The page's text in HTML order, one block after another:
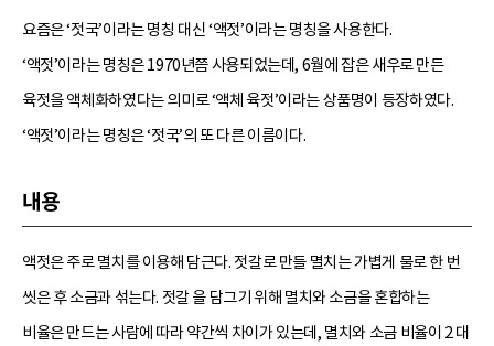
요즘은 ‘젓국’이라는 명칭 대신 ‘액젓’이라는 명칭을 사용한다.
‘액젓’이라는 명칭은 1970년쯤 사용되었는데, 6월에 잡은 새우로 만든
육젓을 액체화하였다는 의미로 ‘액체 육젓’이라는 상품명이 등장하였다.
‘액젓’이라는 명칭은 ‘젓국’의 또 다른 이름이다.
내용
액젓은 주로 멸치를 이용해 담근다. 젓갈로 만들 멸치는 가볍게 물로 한 번
씻은 후 소금과 섞는다. 젓갈 을 담그기 위해 멸치와 소금을 혼합하는
비율은 만드는 사람에 따라 약간씩 차이가 있는데, 멸치와 소금 비율이 2 대